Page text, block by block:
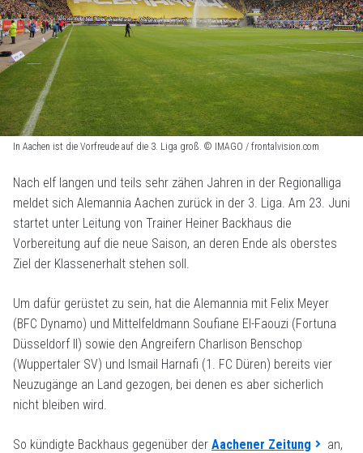
In Aachen ist die Vorfreude auf die 3. Liga groß. © IMAGO / frontalvision.com
Nach elf langen und teils sehr zähen Jahren in der Regionalliga
meldet sich Alemannia Aachen zurück in der 3. Liga. Am 23. Juni
startet unter Leitung von Trainer Heiner Backhaus die
Vorbereitung auf die neue Saison, an deren Ende als oberstes
Ziel der Klassenerhalt stehen soll.
Um dafür gerüstet zu sein, hat die Alemannia mit Felix Meyer
(BFC Dynamo) und Mittelfeldmann Soufiane El-Faouzi (Fortuna
Düsseldorf II) sowie den Angreifern Charlison Benschop
(Wuppertaler SV) und Ismail Harnafi (1. FC Düren) bereits vier
Neuzugänge an Land gezogen, bei denen es aber sicherlich
nicht bleiben wird.
So kündigte Backhaus gegenüber der Aachener Zeitung
an,